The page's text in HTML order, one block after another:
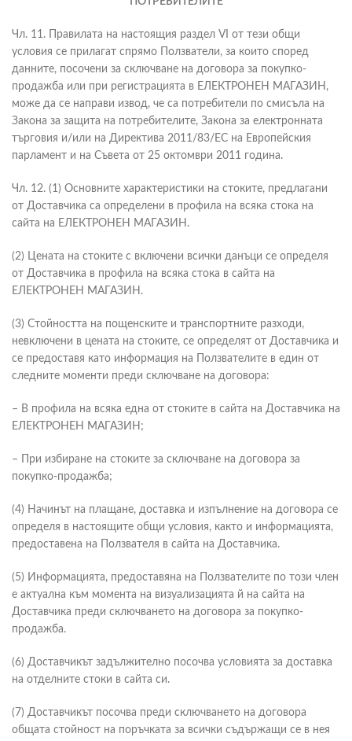
Чл. 11. Правилата на настоящия раздел VI от тези общи
условия се прилагат спрямо Ползватели, за които според
данните, посочени за сключване на договора за покупко-
продажба или при регистрацията в ЕЛЕКТРОНЕН МАГАЗИН,
може да се направи извод, че са потребители по смисъла на
Закона за защита на потребителите, Закона за електронната
търговия и/или на Директива 2011/83/EC на Европейския
парламент и на Съвета от 25 октомври 2011 година.
Чл. 12. (1) Основните характеристики на стоките, предлагани
от Доставчика са определени в профила на всяка стока на
сайта на ЕЛЕКТРОНЕН МАГАЗИН.
(2) Цената на стоките с включени всички данъци се определя
от Доставчика в профила на всяка стока в сайта на
ЕЛЕКТРОНЕН МАГАЗИН.
(3) Стойността на пощенските и транспортните разходи,
невключени в цената на стоките, се определят от Доставчика и
се предоставя като информация на Ползвателите в един от
следните моменти преди сключване на договора:
– В профила на всяка една от стоките в сайта на Доставчика на
ЕЛЕКТРОНЕН МАГАЗИН;
– При избиране на стоките за сключване на договора за
покупко-продажба;
(4) Начинът на плащане, доставка и изпълнение на договора се
определя в настоящите общи условия, както и информацията,
предоставена на Ползвателя в сайта на Доставчика.
(5) Информацията, предоставяна на Ползвателите по този член
е актуална към момента на визуализацията й на сайта на
Доставчика преди сключването на договора за покупко-
продажба.
(6) Доставчикът задължително посочва условията за доставка
на отделните стоки в сайта си.
(7) Доставчикът посочва преди сключването на договора
общата стойност на поръчката за всички съдържащи се в нея